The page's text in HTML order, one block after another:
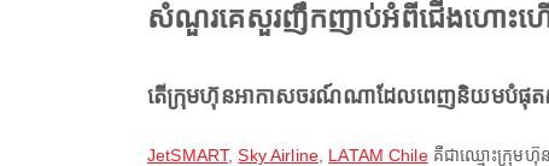
សំណួរគេសួរញឹកញាប់អំពីជើងហោះហ
តើក្រុមហ៊ុនអាកាសចរណ៍ណាដែលពេញនិយមបំផុត
JetSMART,Sky Airline, LATAM Chileគឺជាឈ្មោះក្រុមហ៊ុ